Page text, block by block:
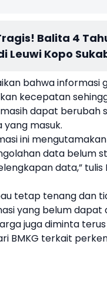
Balita 4
Leuwi Kopo
bahwa informasi
kecepatan
dapat berubah
masuk.
ini
data belum
data,” tulis
tetap tenang dan
yang belum dapat
juga diminta
BMKG terkait